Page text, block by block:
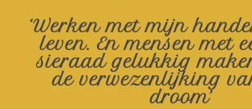
‘Werken met mijn
leven. En mensen met
sieraad gelukkig
de verwezenlijking
droom’